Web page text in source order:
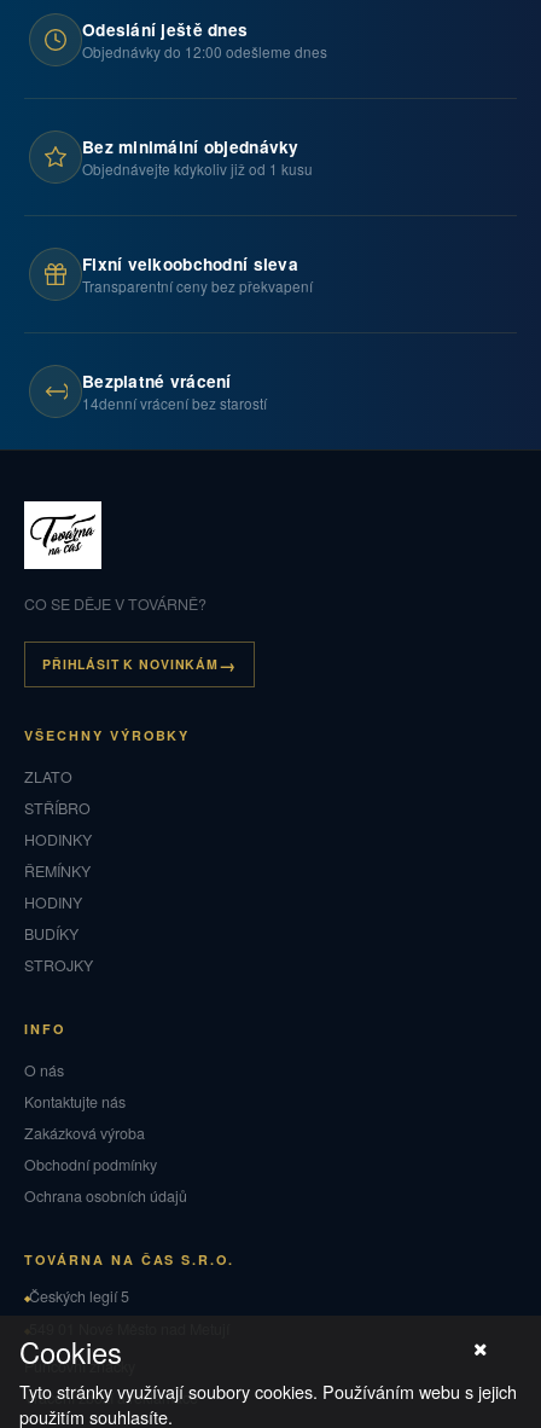
Odeslání ještě dnes
Objednávky do 12:00 odešleme dnes
Bez minimální objednávky
Objednávejte kdykoliv již od 1 kusu
Fixní velkoobchodní sleva
Transparentní ceny bez překvapení
Bezplatné vrácení
14denní vrácení bez starostí
CO SE DĚJE V TOVÁRNĚ?
PŘIHLÁSIT K NOVINKÁM
VŠECHNY VÝROBKY
ZLATO
STŘÍBRO
HODINKY
ŘEMÍNKY
HODINY
BUDÍKY
STROJKY
INFO
O nás
Kontaktujte nás
Zakázková výroba
Obchodní podmínky
Ochrana osobních údajů
TOVÁRNA NA ČAS S.R.O.
Českých legií 5
Puncovní značky
Vrácení zboží a reklamace
Cookies
Tyto stránky využívají soubory cookies. Používáním webu s jejich
použitím souhlasíte.